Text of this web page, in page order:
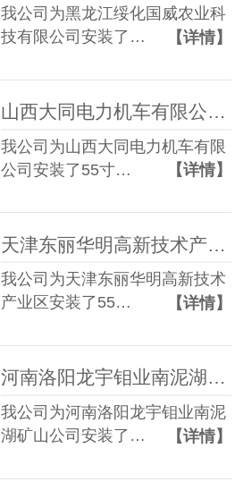
我公司为黑龙江绥化国威农业科
技有限公司安装了…
【详情】
山西大同电力机车有限公司55寸3.5mm 2*2液晶拼接屏
我公司为山西大同电力机车有限
公司安装了55寸…
【详情】
天津东丽华明高新技术产业区55寸3.5mm 3*4液晶拼接屏
我公司为天津东丽华明高新技术
产业区安装了55…
【详情】
河南洛阳龙宇钼业南泥湖矿山公司55寸3.5mm 2*4液晶拼接屏+单红条屏
我公司为河南洛阳龙宇钼业南泥
湖矿山公司安装了…
【详情】